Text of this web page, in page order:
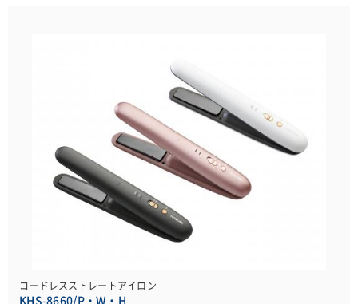
コードレスストレートアイロン
KHS-8660/P・W・H